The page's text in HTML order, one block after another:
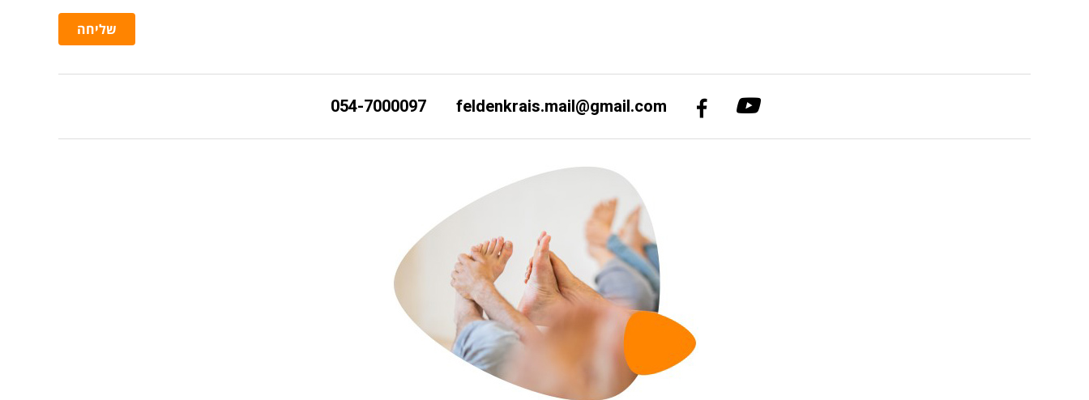
שליחה
feldenkrais.mail@gmail.com
054-7000097